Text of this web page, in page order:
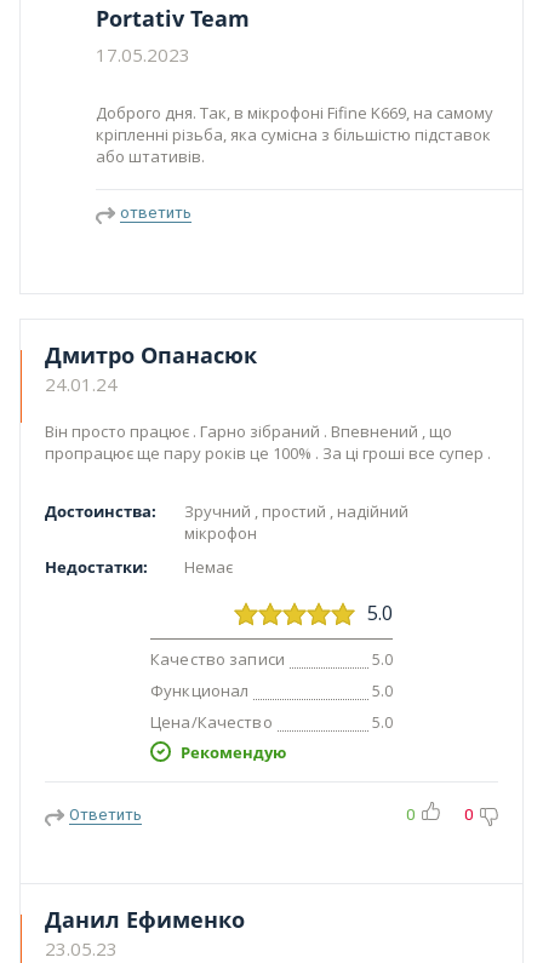
Portativ Team
17.05.2023
Доброго дня. Так, в мікрофоні Fifine K669, на самому
кріпленні різьба, яка сумісна з більшістю підставок
або штативів.
ответить
Дмитро Опанасюк
24.01.24
Він просто працює . Гарно зібраний . Впевнений , що
пропрацює ще пару років це 100% . За ці гроші все супер .
Достоинства:
Зручний , простий , надійний
мікрофон
Недостатки:
Немає
5.0
Качество записи 5.0
Функционал 5.0
Цена/Качество 5.0
Рекомендую
Ответить 0 0
Данил Ефименко
23.05.23